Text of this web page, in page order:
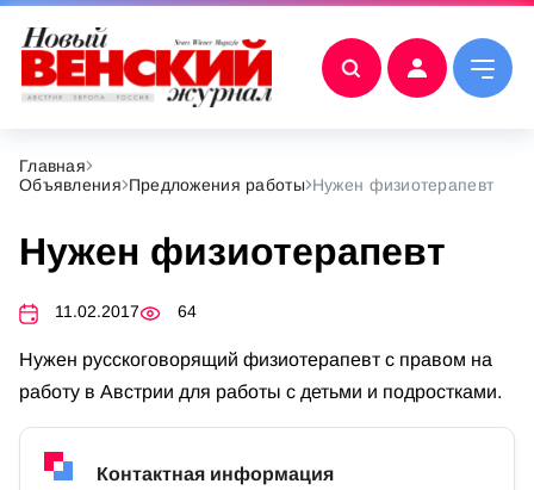
Главная
Объявления Предложения работы Нужен физиотерапевт
Нужен физиотерапевт
11.02.2017 64
Нужен русскоговорящий физиотерапевт с правом на
работу в Австрии для работы с детьми и подростками.
Контактная информация